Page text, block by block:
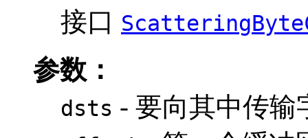
接口
参数：
dsts - 要向其中传输